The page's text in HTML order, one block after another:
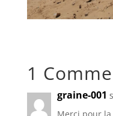
1
graine-001